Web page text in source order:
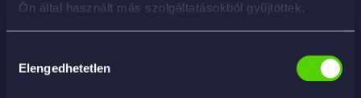
Ön által használt más szolgáltatásokból gyűjtöttek.
kiválasztása
Elengedhetetlen